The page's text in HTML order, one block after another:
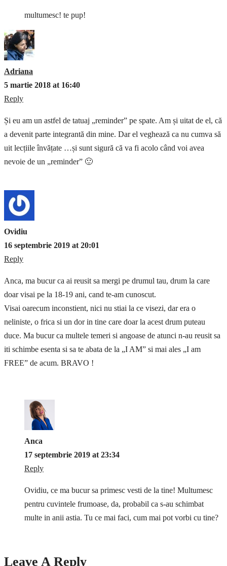
multumesc! te pup!
Adriana
5 martie 2018 at 16:40
Reply
Și eu am un astfel de tatuaj „reminder” pe spate. Am și uitat de el, că
a devenit parte integrantă din mine. Dar el veghează ca nu cumva să
uit lecțiile învățate …și sunt sigură că va fi acolo când voi avea
nevoie de un „reminder” 🙂
Ovidiu
16 septembrie 2019 at 20:01
Reply
Anca, ma bucur ca ai reusit sa mergi pe drumul tau, drum la care
doar visai pe la 18-19 ani, cand te-am cunoscut.
Visai oarecum inconstient, nici nu stiai la ce visezi, dar era o
neliniste, o frica si un dor in tine care doar la acest drum puteau
duce. Ma bucur ca multele temeri si angoase de atunci n-au reusit sa
iti schimbe esenta si sa te abata de la „I AM” si mai ales „I am
FREE” de acum. BRAVO !
Anca
17 septembrie 2019 at 23:34
Reply
Ovidiu, ce ma bucur sa primesc vesti de la tine! Multumesc
pentru cuvintele frumoase, da, probabil ca s-au schimbat
multe in anii astia. Tu ce mai faci, cum mai pot vorbi cu tine?
Leave A Reply